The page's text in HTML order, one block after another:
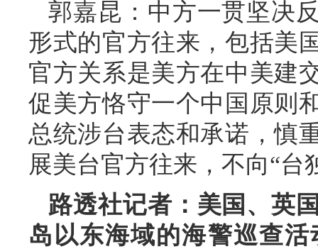
郭嘉昆：中方一贯坚决
形式的官方往来，包括美
官方关系是美方在中美建
促美方恪守一个中国原则
总统涉台表态和承诺，慎
展美台官方往来，不向“台
路透社记者：美国、英
岛以东海域的海警巡查